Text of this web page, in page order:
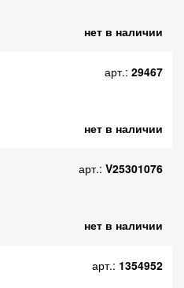
нет в наличии
арт.: 29467
нет в наличии
арт.: V25301076
нет в наличии
арт.: 1354952